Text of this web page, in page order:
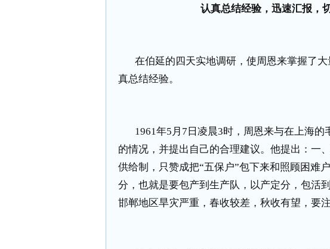
认真总结经验，迅速汇报，
在伯延的四天实地调研，使周恩来掌握了
真总结经验。
1961年5 月 7 日凌晨3时，周恩来与在上海的
的情况，并提出自己的合理建议。他提出：一
供给制，只赞成把“五保户”包下来和照顾困难
分，也就是要包产到生产队，以产定分，包活
邯郸地区旱灾严重，春收较差，秋收有望，要